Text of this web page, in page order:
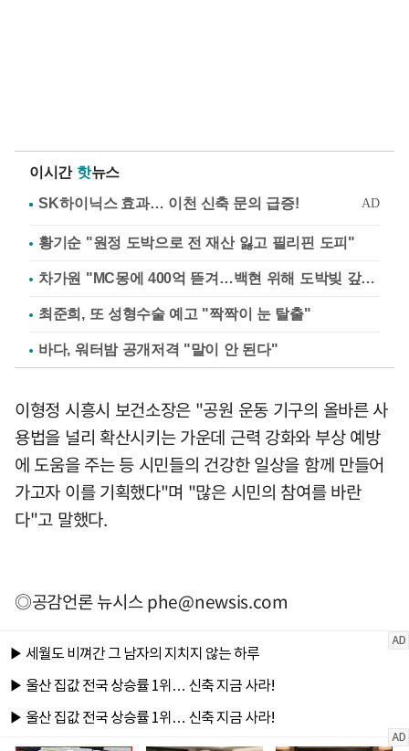
이시간 핫뉴스
황기순 "원정 도박으로 전 재산 잃고 필리핀 도피"
차가원 "MC몽에 400억 뜯겨…백현 위해 도박빚 갚아줘"
최준희, 또 성형수술 예고 "짝짝이 눈 탈출"
바다, 워터밤 공개저격 "말이 안 된다"
이형정 시흥시 보건소장은 "공원 운동 기구의 올바른 사
용법을 널리 확산시키는 가운데 근력 강화와 부상 예방
에 도움을 주는 등 시민들의 건강한 일상을 함께 만들어
가고자 이를 기획했다"며 "많은 시민의 참여를 바란
다"고 말했다.
◎공감언론 뉴시스phe@newsis.com